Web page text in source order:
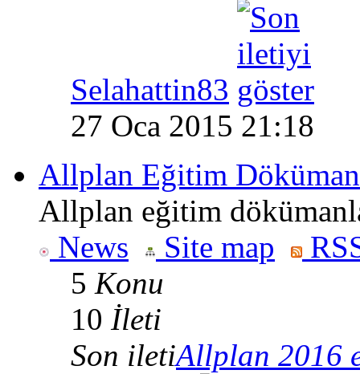
Selahattin83
27 Oca 2015 21:18
Allplan Eğitim
Allplan eğitim
News
Site map
5 Konu
10 İleti
Son iletiAllplan 2016